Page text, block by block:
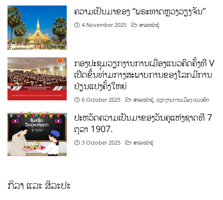
ຄວາມເປັນມາຂອງ “ພຣະທາດຫຼວງວຽງຈັນ”
4 November 2025 ສາລະໜ້າຮູ້
ກອງປະຊຸມວຽກງານການເມືອງແນວຄິດຄັ້ງທີ V
ເປີດຂຶ້ນທ່າມກາງສະພາບການຂອງໂລກມີການ
ປ່ຽນແປງຄັ້ງໃຫຍ່
6 October 2025 ສາລະໜ້າຮູ້ ,ວຽກງານການເມືອງ-ແນວຄິດ
ປະຫວັດຄວາມເປັນມາຂອງວັນຄູແຫ່ງຊາດທີ 7
ຕຸລາ 1907.
3 October 2025 ສາລະໜ້າຮູ້
ກິລາ ແລະ ສິລະປະ